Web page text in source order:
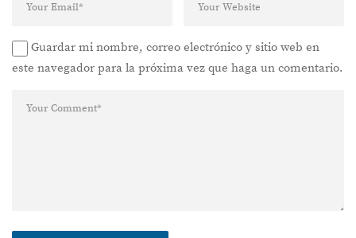
Guardar mi nombre, correo electrónico y sitio web en
este navegador para la próxima vez que haga un comentario.